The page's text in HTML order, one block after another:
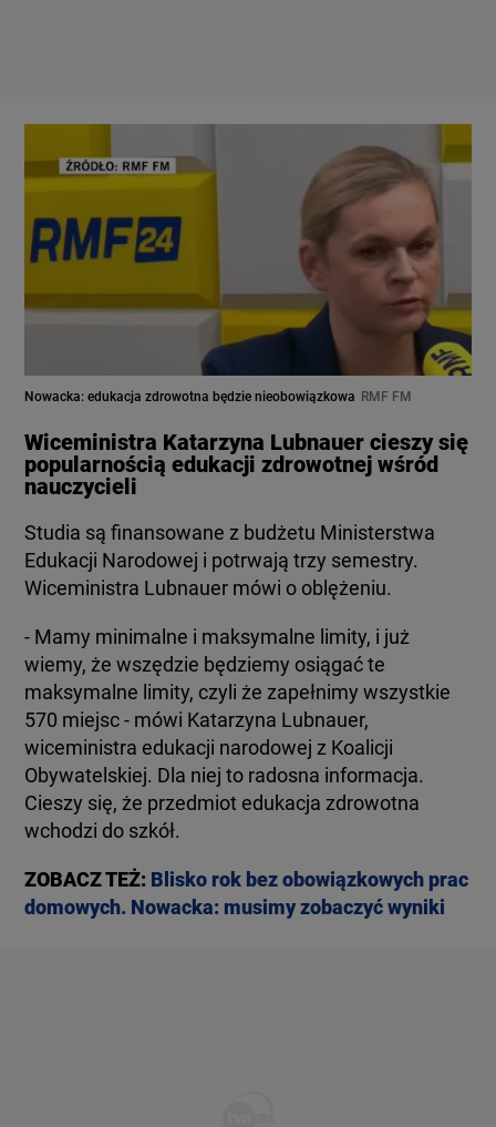
Nowacka: edukacja zdrowotna będzie nieobowiązkowa RMF FM
Wiceministra Katarzyna Lubnauer cieszy się
popularnością edukacji zdrowotnej wśród
nauczycieli
Studia są finansowane z budżetu Ministerstwa
Edukacji Narodowej i potrwają trzy semestry.
- Mamy minimalne i maksymalne limity, i już
wiemy, że wszędzie będziemy osiągać te
maksymalne limity, czyli że zapełnimy wszystkie
570 miejsc - mówi Katarzyna Lubnauer,
wiceministra edukacji narodowej z Koalicji
Obywatelskiej. Dla niej to radosna informacja.
Cieszy się, że przedmiot edukacja zdrowotna
wchodzi do szkół.
ZOBACZ TEŻ: Blisko rok bez obowiązkowych prac
domowych. Nowacka: musimy zobaczyć wyniki